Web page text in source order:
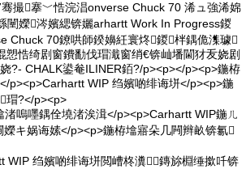
撮搴﹀悎浣淐onverse Chuck 70 浠ュ強浠婂
闉嬫涔嬪緦锛孋arhartt Work In Progress鍐
Chuck 70鐐哄師鍨嬶紝寰炵鍐柈鍝佹潗璩
愬悎绮剧窗鐨勫伐瑁濈窗绡€锛屾墦閫犲叐娆剧
?- CHALK鍙奙ILINER銆?/p><p></p><p>鍦栫
p><p>Carhartt WIP 绉嬪啲绯诲垪</p><p>鍦
瑁?</p><p>
渚嗚嚜鍝佺墝渚涘湒</p><p>Carhartt WIP鍦ㄦ
嬫キ娲诲嫊</p><p>鍦栫墖寤朵几闁辫畝锛氱
WIP 绉嬪啲绯诲垪閲嶆柊瀵╄鏄旀棩缍撳吀锛